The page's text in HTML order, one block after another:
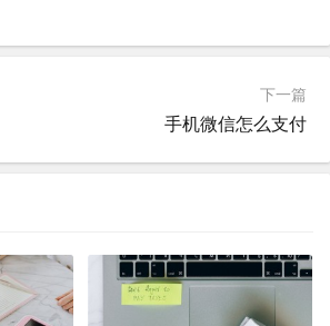
付成功的提示信息。
择转账功能。
号或手机号码。
注信息。
支付密码完成转账。
问题及解决方法
下一篇
手机微信怎么支付